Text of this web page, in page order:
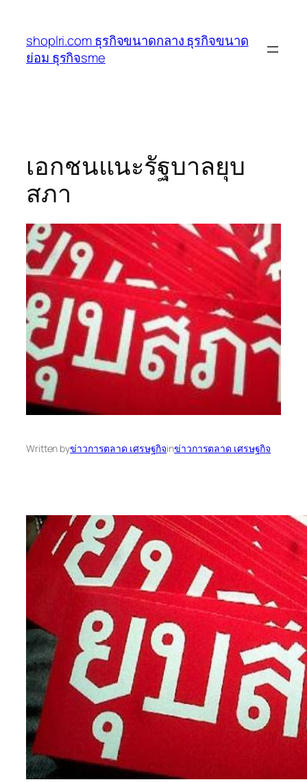
เนื้อหา
shoplri.com ธุรกิจขนาดกลาง ธุรกิจขนาด
ย่อม ธุรกิจsme
เอกชนแนะรัฐบาลยุบ
สภา
Written byข่าวการตลาด เศรษฐกิจinข่าวการตลาด เศรษฐกิจ